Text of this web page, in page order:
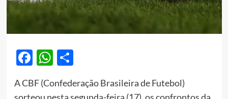
Facebook
WhatsApp
Share
A CBF (Confederação Brasileira de Futebol)